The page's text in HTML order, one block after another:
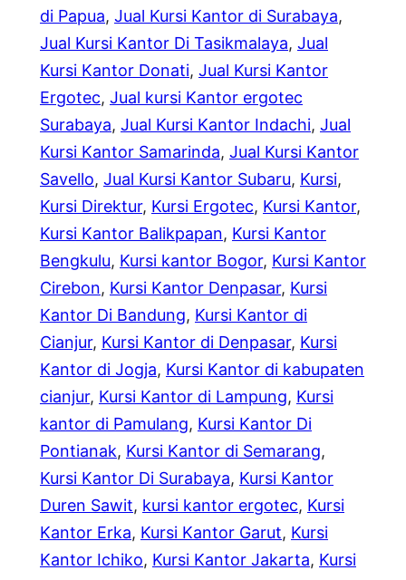
di Papua, Jual Kursi Kantor di Surabaya
Jual Kursi Kantor Di Tasikmalaya, Jual
Kursi Kantor Donati, Jual Kursi Kantor
Ergotec, Jual kursi Kantor ergotec
Surabaya, Jual Kursi Kantor Indachi, Jual
Kursi Kantor Samarinda, Jual Kursi Kantor
Savello, Jual Kursi Kantor Subaru, Kursi
Kursi Direktur, Kursi Ergotec, Kursi Kantor
Kursi Kantor Balikpapan, Kursi Kantor
Bengkulu, Kursi kantor Bogor, Kursi Kantor
Cirebon, Kursi Kantor Denpasar, Kursi
Kantor Di Bandung, Kursi Kantor di
Cianjur, Kursi Kantor di Denpasar, Kursi
Kantor di Jogja, Kursi Kantor di kabupaten
cianjur, Kursi Kantor di Lampung, Kursi
kantor di Pamulang, Kursi Kantor Di
Pontianak, Kursi Kantor di Semarang
Kursi Kantor Di Surabaya, Kursi Kantor
Duren Sawit, kursi kantor ergotec, Kursi
Kantor Erka, Kursi Kantor Garut, Kursi
Kantor Ichiko, Kursi Kantor Jakarta, Kursi